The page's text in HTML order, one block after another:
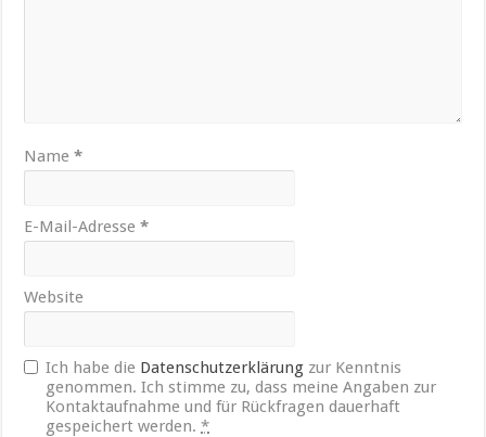
Name*
E-Mail-Adresse*
Website
Ich habe die Datenschutzerklärung zur Kenntnis
genommen. Ich stimme zu, dass meine Angaben zur
Kontaktaufnahme und für Rückfragen dauerhaft
gespeichert werden.*